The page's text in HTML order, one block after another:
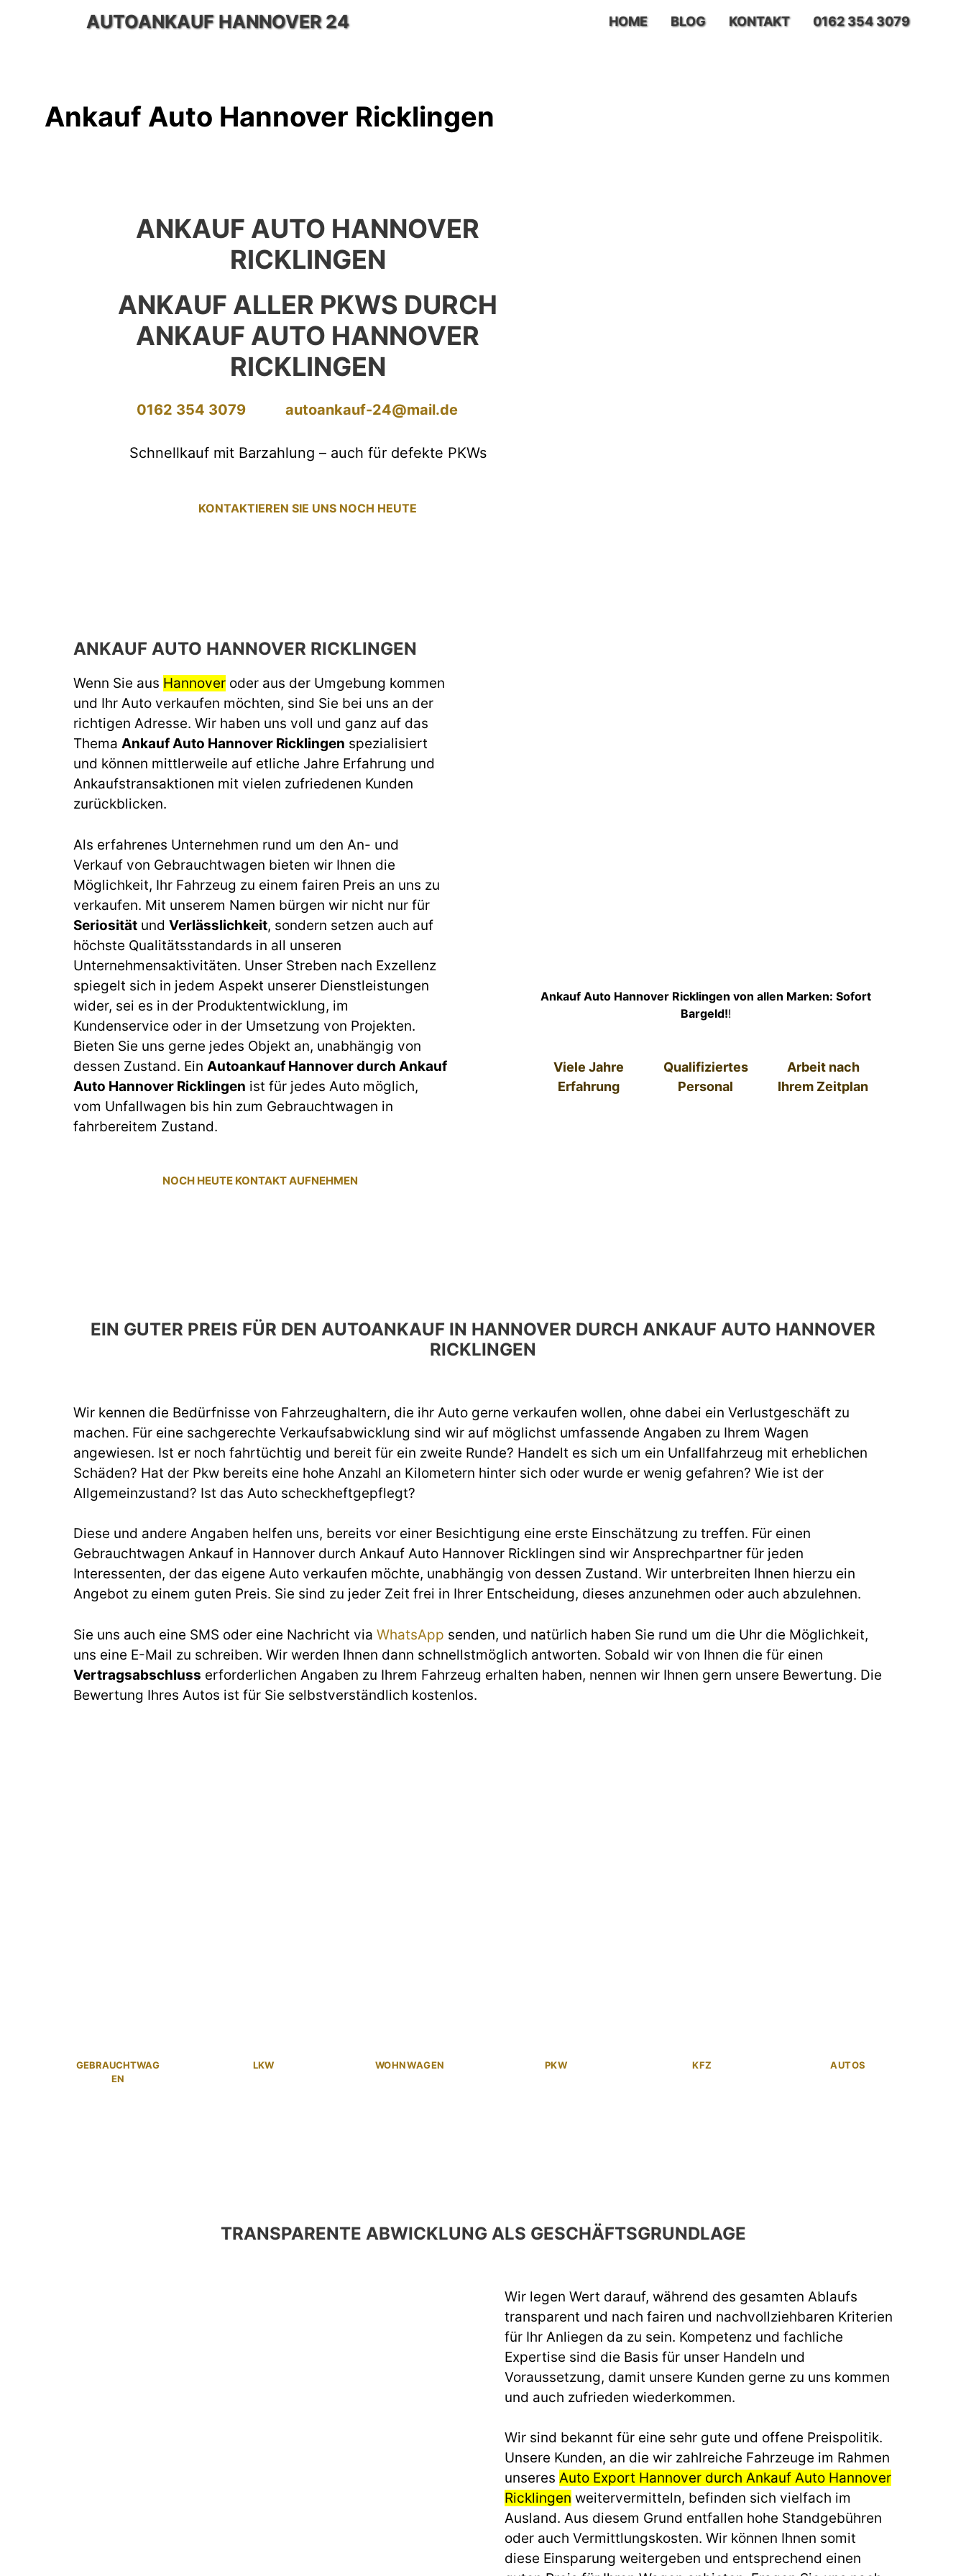
AUTOANKAUF HANNOVER 24 HOME BLOG KONTAKT 0162 354 3079
Ankauf Auto Hannover Ricklingen
ANKAUF AUTO HANNOVER
RICKLINGEN
ANKAUF ALLER PKWS DURCH
ANKAUF AUTO HANNOVER
RICKLINGEN
0162 354 3079 autoankauf-24@mail.de
Schnellkauf mit Barzahlung – auch für defekte PKWs
KONTAKTIEREN SIE UNS NOCH HEUTE
ANKAUF AUTO HANNOVER RICKLINGEN
Wenn Sie aus Hannover oder aus der Umgebung kommen
und Ihr Auto verkaufen möchten, sind Sie bei uns an der
richtigen Adresse. Wir haben uns voll und ganz auf das
Thema Ankauf Auto Hannover Ricklingen spezialisiert
und können mittlerweile auf etliche Jahre Erfahrung und
Ankaufstransaktionen mit vielen zufriedenen Kunden
zurückblicken.
Als erfahrenes Unternehmen rund um den An- und
Verkauf von Gebrauchtwagen bieten wir Ihnen die
Möglichkeit, Ihr Fahrzeug zu einem fairen Preis an uns zu
verkaufen. Mit unserem Namen bürgen wir nicht nur für
Seriosität und Verlässlichkeit, sondern setzen auch auf
höchste Qualitätsstandards in all unseren
Unternehmensaktivitäten. Unser Streben nach Exzellenz
spiegelt sich in jedem Aspekt unserer Dienstleistungen
wider, sei es in der Produktentwicklung, im
Kundenservice oder in der Umsetzung von Projekten.
Bieten Sie uns gerne jedes Objekt an, unabhängig von
dessen Zustand. Ein Autoankauf Hannover durch Ankauf
Auto Hannover Ricklingen ist für jedes Auto möglich,
vom Unfallwagen bis hin zum Gebrauchtwagen in
fahrbereitem Zustand.
NOCH HEUTE KONTAKT AUFNEHMEN
Ankauf Auto Hannover Ricklingen von allen Marken: Sofort
Bargeld!!
Viele Jahre
Erfahrung
Qualifiziertes
Personal
Arbeit nach
Ihrem Zeitplan
EIN GUTER PREIS FÜR DEN AUTOANKAUF IN HANNOVER DURCH ANKAUF AUTO HANNOVER
RICKLINGEN
Wir kennen die Bedürfnisse von Fahrzeughaltern, die ihr Auto gerne verkaufen wollen, ohne dabei ein Verlustgeschäft zu
machen. Für eine sachgerechte Verkaufsabwicklung sind wir auf möglichst umfassende Angaben zu Ihrem Wagen
angewiesen. Ist er noch fahrtüchtig und bereit für ein zweite Runde? Handelt es sich um ein Unfallfahrzeug mit erheblichen
Schäden? Hat der Pkw bereits eine hohe Anzahl an Kilometern hinter sich oder wurde er wenig gefahren? Wie ist der
Allgemeinzustand? Ist das Auto scheckheftgepflegt?
Diese und andere Angaben helfen uns, bereits vor einer Besichtigung eine erste Einschätzung zu treffen. Für einen
Gebrauchtwagen Ankauf in Hannover durch Ankauf Auto Hannover Ricklingen sind wir Ansprechpartner für jeden
Interessenten, der das eigene Auto verkaufen möchte, unabhängig von dessen Zustand. Wir unterbreiten Ihnen hierzu ein
Angebot zu einem guten Preis. Sie sind zu jeder Zeit frei in Ihrer Entscheidung, dieses anzunehmen oder auch abzulehnen.
Sie uns auch eine SMS oder eine Nachricht via WhatsApp senden, und natürlich haben Sie rund um die Uhr die Möglichkeit,
uns eine E-Mail zu schreiben. Wir werden Ihnen dann schnellstmöglich antworten. Sobald wir von Ihnen die für einen
Vertragsabschluss erforderlichen Angaben zu Ihrem Fahrzeug erhalten haben, nennen wir Ihnen gern unsere Bewertung. Die
Bewertung Ihres Autos ist für Sie selbstverständlich kostenlos.
GEBRAUCHTWAG
EN
LKW WOHNWAGEN PKW KFZ AUTOS
TRANSPARENTE ABWICKLUNG ALS GESCHÄFTSGRUNDLAGE
Wir legen Wert darauf, während des gesamten Ablaufs
transparent und nach fairen und nachvollziehbaren Kriterien
für Ihr Anliegen da zu sein. Kompetenz und fachliche
Expertise sind die Basis für unser Handeln und
Voraussetzung, damit unsere Kunden gerne zu uns kommen
und auch zufrieden wiederkommen.
Wir sind bekannt für eine sehr gute und offene Preispolitik.
Unsere Kunden, an die wir zahlreiche Fahrzeuge im Rahmen
unseres Auto Export Hannover durch Ankauf Auto Hannover
Ricklingen weitervermitteln, befinden sich vielfach im
Ausland. Aus diesem Grund entfallen hohe Standgebühren
oder auch Vermittlungskosten. Wir können Ihnen somit
diese Einsparung weitergeben und entsprechend einen